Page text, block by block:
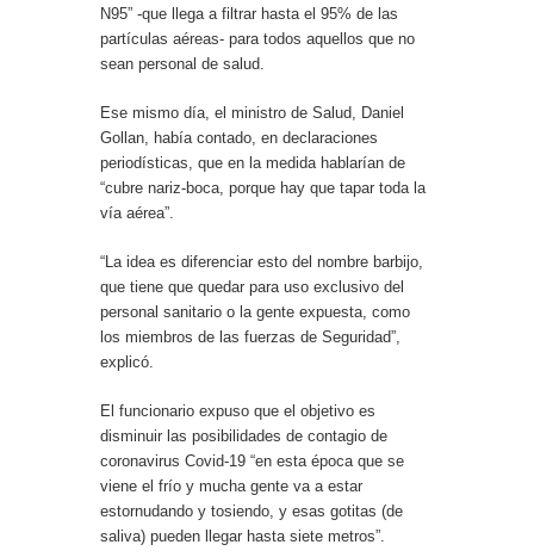
N95” -que llega a filtrar hasta el 95% de las
partículas aéreas- para todos aquellos que no
sean personal de salud.
Ese mismo día, el ministro de Salud, Daniel
Gollan, había contado, en declaraciones
periodísticas, que en la medida hablarían de
“cubre nariz-boca, porque hay que tapar toda la
vía aérea”.
“La idea es diferenciar esto del nombre barbijo,
que tiene que quedar para uso exclusivo del
personal sanitario o la gente expuesta, como
los miembros de las fuerzas de Seguridad”,
explicó.
El funcionario expuso que el objetivo es
disminuir las posibilidades de contagio de
coronavirus Covid-19 “en esta época que se
viene el frío y mucha gente va a estar
estornudando y tosiendo, y esas gotitas (de
saliva) pueden llegar hasta siete metros”.